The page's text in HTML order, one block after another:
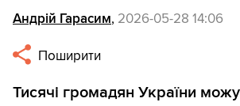
Андрій Гарасим, 2026-05-28 14:06
Поширити
Тисячі громадян України